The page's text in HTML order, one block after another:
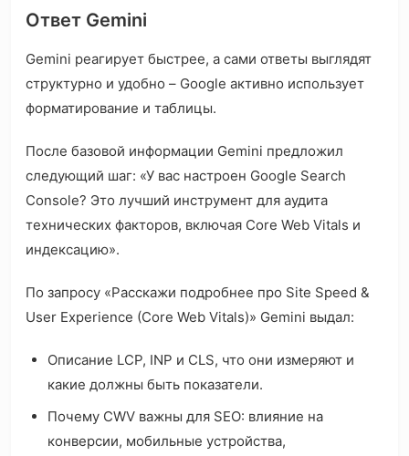
Ответ Gemini
Gemini реагирует быстрее, а сами ответы выглядят
структурно и удобно – Google активно использует
форматирование и таблицы.
После базовой информации Gemini предложил
следующий шаг: «У вас настроен Google Search
Console? Это лучший инструмент для аудита
технических факторов, включая Core Web Vitals и
индексацию».
По запросу «Расскажи подробнее про Site Speed &
User Experience (Core Web Vitals)» Gemini выдал:
Описание LCP, INP и CLS, что они измеряют и
какие должны быть показатели.
Почему CWV важны для SEO: влияние на
конверсии, мобильные устройства,